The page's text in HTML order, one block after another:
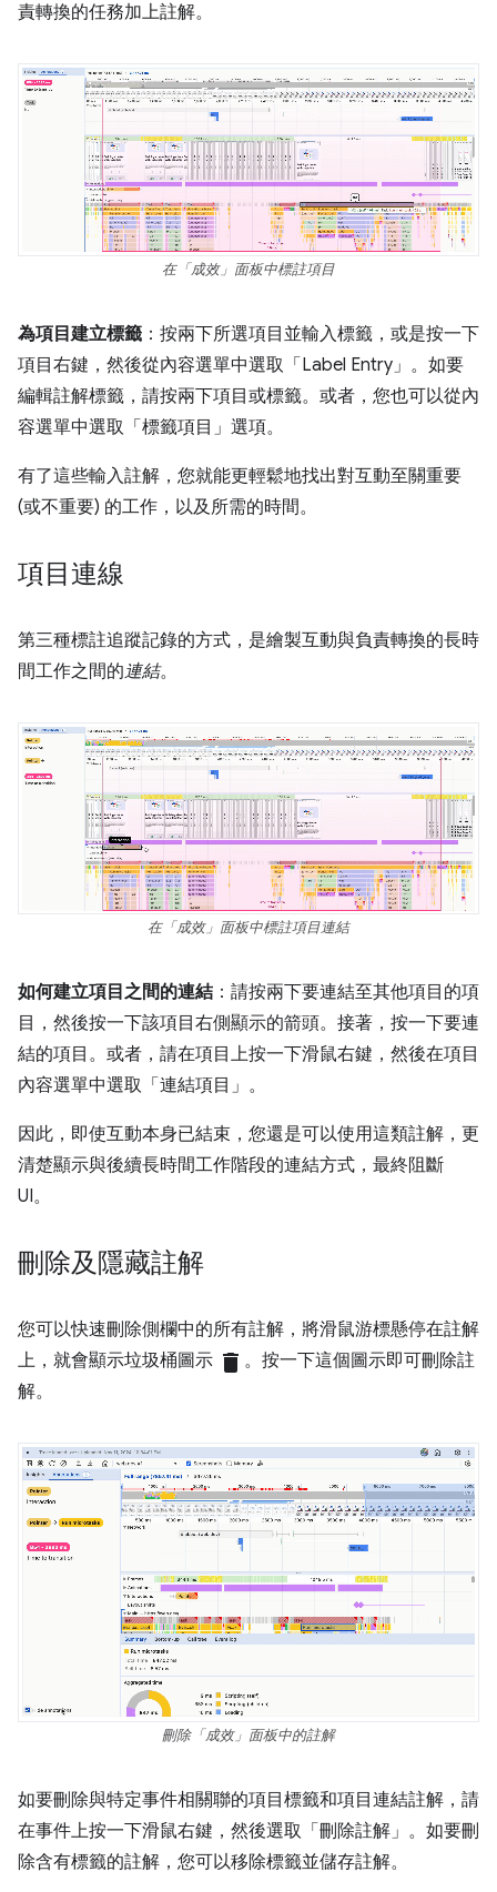
責轉換的任務加上註解。
在「成效」面板中標註項目
為項目建立標籤 ：按兩下所選項目並輸入標籤，或是按一下
項目右鍵，然後從內容選單中選取「Label Entry」。如要
編輯註解標籤，請按兩下項目或標籤。或者，您也可以從內
容選單中選取「標籤項目」選項。
有了這些輸入註解，您就能更輕鬆地找出對互動至關重要
(或不重要) 的工作，以及所需的時間。
項目連線
第三種標註追蹤記錄的方式，是繪製互動與負責轉換的長時
間工作之間的連結。
在「成效」面板中標註項目連結
如何建立項目之間的連結 ：請按兩下要連結至其他項目的項
目，然後按一下該項目右側顯示的箭頭。接著，按一下要連
結的項目。或者，請在項目上按一下滑鼠右鍵，然後在項目
內容選單中選取「連結項目」。
因此，即使互動本身已結束，您還是可以使用這類註解，更
清楚顯示與後續長時間工作階段的連結方式，最終阻斷
UI。
刪除及隱藏註解
您可以快速刪除側欄中的所有註解，將滑鼠游標懸停在註解
上，就會顯示垃圾桶圖示 delete 。按一下這個圖示即可刪除註
解。
刪除「成效」面板中的註解
如要刪除與特定事件相關聯的項目標籤和項目連結註解，請
在事件上按一下滑鼠右鍵，然後選取「刪除註解」。如要刪
除含有標籤的註解，您可以移除標籤並儲存註解。